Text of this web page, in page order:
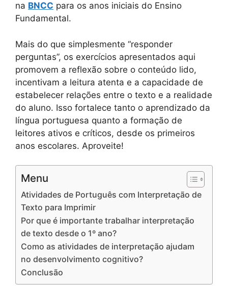
na BNCC para os anos iniciais do Ensino
Fundamental.
Mais do que simplesmente “responder
perguntas”, os exercícios apresentados aqui
promovem a reflexão sobre o conteúdo lido,
incentivam a leitura atenta e a capacidade de
estabelecer relações entre o texto e a realidade
do aluno. Isso fortalece tanto o aprendizado da
língua portuguesa quanto a formação de
leitores ativos e críticos, desde os primeiros
anos escolares. Aproveite!
Menu
Atividades de Português com Interpretação de
Texto para Imprimir
Por que é importante trabalhar interpretação
de texto desde o 1º ano?
Como as atividades de interpretação ajudam
no desenvolvimento cognitivo?
Conclusão